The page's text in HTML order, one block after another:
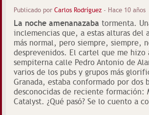
Publicado por Carlos Rodríguez - Hace 10 años
La noche amenanazaba tormenta.
inclemencias que, a estas alturas del
más normal, pero siempre, siempre,
desprevenidos. El cartel que me hizo
sempiterna calle Pedro Antonio de
varios de los pubs y grupos más
Granada, estaba conformado por dos
desconocidas de reciente formación:
Catalyst. ¿Qué pasó? Se lo cuento a